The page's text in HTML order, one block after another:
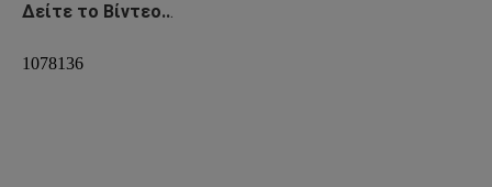
Δείτε το Βίντεο...